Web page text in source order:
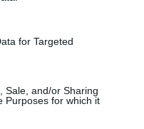
for Targeted
Sale, and/or Sharing
Purposes for which it